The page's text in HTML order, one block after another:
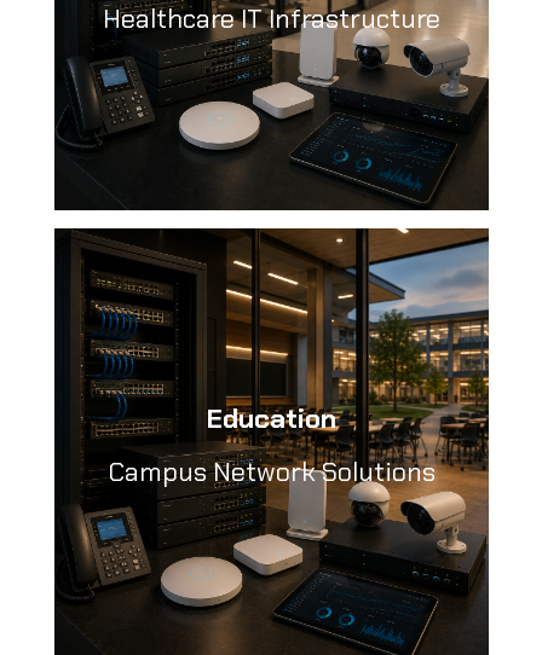
Healthcare IT Infrastructure
Education
Campus Network Solutions